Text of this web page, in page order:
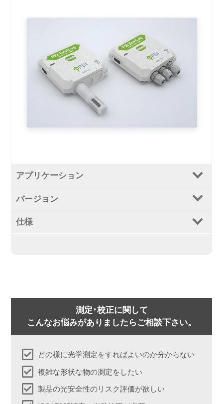
アプリケーション
バージョン
仕様
測定･校正に関して
こんなお悩みがありましたらご相談下さい。
どの様に光学測定をすればよいのか分からない
複雑な形状な物の測定をしたい
製品の光安全性のリスク評価が欲しい